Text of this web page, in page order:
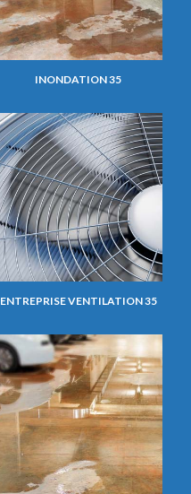
INONDATION 35
ENTREPRISE VENTILATION 35